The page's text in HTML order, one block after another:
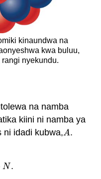
kinaundwa na
kwa buluu,
nyekundu.
na namba
kiini ni namba ya
ni idadi kubwa,A
A.
N.
.